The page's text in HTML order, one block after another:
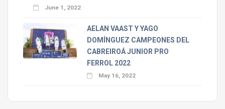
June 1, 2022
AELAN VAAST Y YAGO
DOMÍNGUEZ CAMPEONES DEL
CABREIROÁ JUNIOR PRO
FERROL 2022
May 16, 2022